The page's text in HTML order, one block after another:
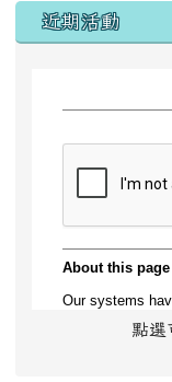
左邊區域內容
近期活動
點選